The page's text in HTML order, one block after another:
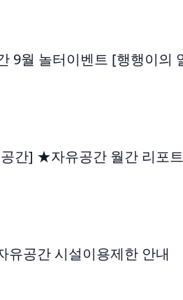
9월 놀터이벤트 [행행이의
간] ★자유공간 월간 리포
유공간 시설이용제한 안내